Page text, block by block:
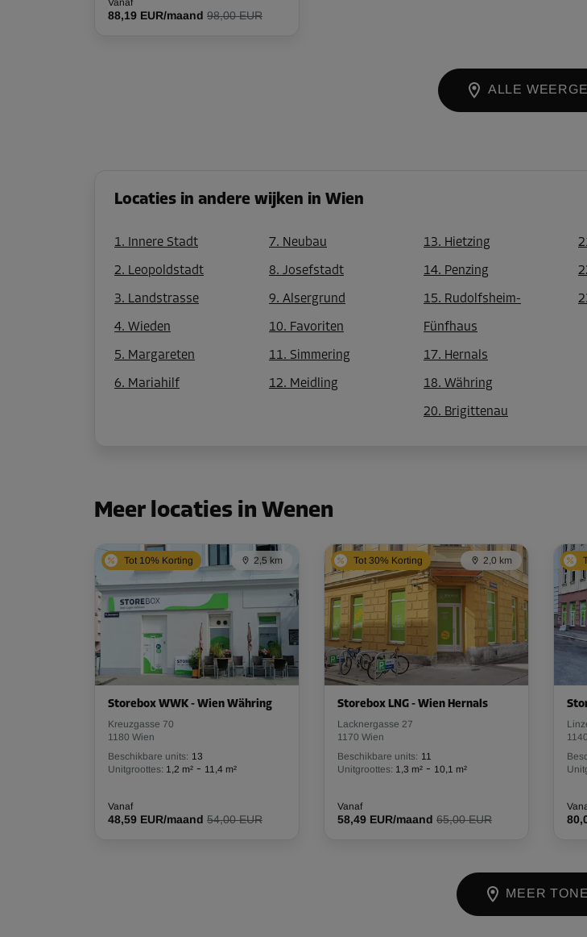
Vanaf
88,19 EUR/maand 98,00 EUR
ALLE
Locaties in andere wijken in Wien
1. Innere Stadt
2. Leopoldstadt
3. Landstrasse
4. Wieden
5. Margareten
6. Mariahilf
7. Neubau
8. Josefstadt
9. Alsergrund
10. Favoriten
11. Simmering
12. Meidling
13. Hietzing
14. Penzing
15. Rudolfsheim-
Fünfhaus
17. Hernals
18. Währing
20. Brigittenau
Meer locaties in Wenen
Tot 10% Korting 2,5 km
Storebox WWK - Wien Währing
Kreuzgasse 70
1180 Wien
Beschikbare units: 13
Unitgroottes: 1,2 m² - 11,4 m²
Vanaf
48,59 EUR/maand 54,00 EUR
Tot 30% Korting 2,0 km
Storebox LNG - Wien Hernals
Lacknergasse 27
1170 Wien
Beschikbare units: 11
Unitgroottes: 1,3 m² - 10,1 m²
Vanaf
58,49 EUR/maand 65,00 EUR
MEER